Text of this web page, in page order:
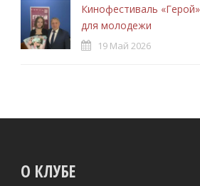
Кинофестиваль
для молодежи
19 Май 2026
О КЛУБЕ